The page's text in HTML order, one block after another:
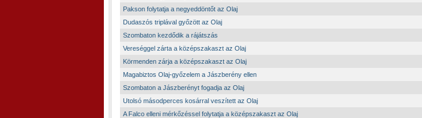
Pakson folytatja a negyeddöntőt az Olaj
Dudaszós triplával győzött az Olaj
Szombaton kezdődik a rájátszás
Vereséggel zárta a középszakaszt az Olaj
Körmenden zárja a középszakaszt az Olaj
Magabiztos Olaj-győzelem a Jászberény ellen
Szombaton a Jászberényt fogadja az Olaj
Utolsó másodperces kosárral veszített az Olaj
A Falco elleni mérkőzéssel folytatja a középszakaszt az Olaj